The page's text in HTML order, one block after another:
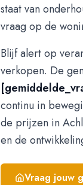
staat van
vraag op de
Blijf alert op
verkopen. De
continu in
de prijzen in
en de
Vraag jouw